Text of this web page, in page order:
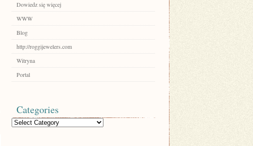
Dowiedz się więcej
WWW
Blog
http://roggijewelers.com
Witryna
Portal
Categories
Categories